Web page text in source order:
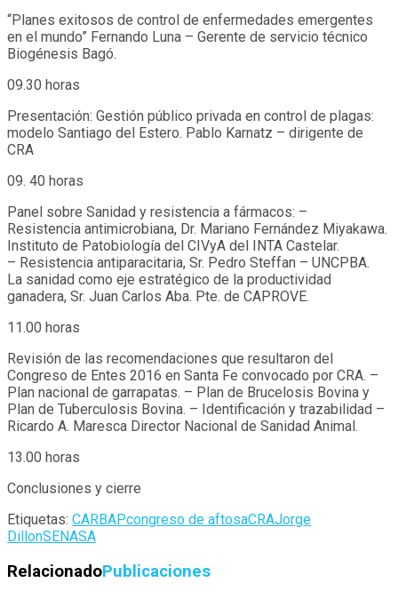
“Planes exitosos de control de enfermedades emergentes
en el mundo” Fernando Luna – Gerente de servicio técnico
Biogénesis Bagó.
09.30 horas
Presentación: Gestión público privada en control de plagas:
modelo Santiago del Estero. Pablo Karnatz – dirigente de
CRA
09. 40 horas
Panel sobre Sanidad y resistencia a fármacos: –
Resistencia antimicrobiana, Dr. Mariano Fernández Miyakawa.
Instituto de Patobiología del CIVyA del INTA Castelar.
– Resistencia antiparacitaria, Sr. Pedro Steffan – UNCPBA.
La sanidad como eje estratégico de la productividad
ganadera, Sr. Juan Carlos Aba. Pte. de CAPROVE.
11.00 horas
Revisión de las recomendaciones que resultaron del
Congreso de Entes 2016 en Santa Fe convocado por CRA. –
Plan nacional de garrapatas. – Plan de Brucelosis Bovina y
Plan de Tuberculosis Bovina. – Identificación y trazabilidad –
Ricardo A. Maresca Director Nacional de Sanidad Animal.
13.00 horas
Conclusiones y cierre
Etiquetas: CARBAPcongreso de aftosaCRAJorge
DillonSENASA
RelacionadoPublicaciones